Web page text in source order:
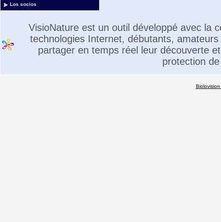
Los socios
VisioNature est un outil développé avec la
technologies Internet, débutants,
partager en temps réel leur découverte
protection
Biolovision